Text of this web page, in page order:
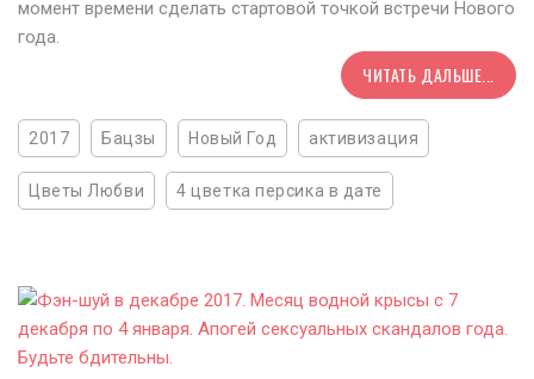
момент времени сделать стартовой точкой встречи Нового
года.
ЧИТАТЬ ДАЛЬШЕ...
2017 Бацзы Новый Год активизация
Цветы Любви 4 цветка персика в дате